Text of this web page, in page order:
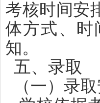
考核时间安
体方式、时
知。
五、录取
（一）录